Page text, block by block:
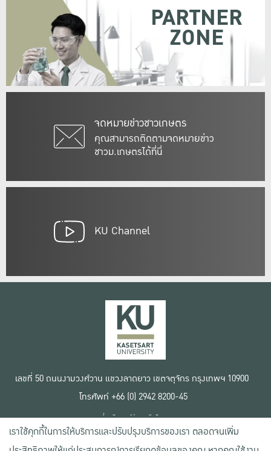
จดหมายข่าวชาวเกษตร
คุณสามารถติดตามจดหมายข่าว
ชาวม.เกษตรได้ที่นี่
PARTNER
ZONE
KU Channel
เลขที่ 50 ถนนงามวงศ์วาน แขวงลาดยาว เขตจตุจักร กรุงเทพฯ 10900
โทรศัพท์ +66 (0) 2942 8200-45
เงื่อนไขการใช้งานเว็บไซต์
ข้อตกลงด้านสิทธิ์ใช้งาน
นโยบายความเป็นส่วนตัว
เราใช้คุกกี้ในการให้บริการและปรับปรุงบริการของเรา ตลอดจนเพิ่ม